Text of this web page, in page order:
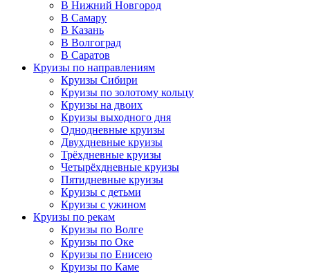
В Нижний Новгород
В Самару
В Казань
В Волгоград
В Саратов
Круизы по направлениям
Круизы Сибири
Круизы по золотому кольцу
Круизы на двоих
Круизы выходного дня
Однодневные круизы
Двухдневные круизы
Трёхдневные круизы
Четырёхдневные круизы
Пятидневные круизы
Круизы с детьми
Круизы с ужином
Круизы по рекам
Круизы по Волге
Круизы по Оке
Круизы по Енисею
Круизы по Каме